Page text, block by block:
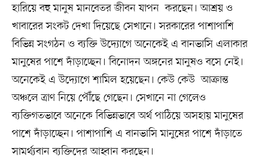
হারিয়ে বহু মানুষ মানবেতর জীবন যাপন করছেন। আশ্রয় ও
খাবারের সংকট দেখা দিয়েছে সেখানে। সরকারের পাশাপাশি
বিভিন্ন সংগঠন ও ব্যক্তি উদ্যোগে অনেকেই এ বানভাসি এলাকার
মানুষের পাশে দাঁড়াচ্ছেন। বিনোদন অঙ্গনের মানুষও বসে নেই।
অনেকেই এ উদ্যোগে শামিল হয়েছেন। কেউ কেউ আক্রান্ত
অঞ্চলে ত্রাণ নিয়ে পৌঁছে গেছেন। সেখানে না গেলেও
ব্যক্তিগতভাবে অনেকে বিভিন্নভাবে অর্থ পাঠিয়ে অসহায় মানুষের
পাশে দাঁড়াচ্ছেন। পাশাপাশি এ বানভাসি মানুষের পাশে দাঁড়াতে
সামর্থ্যবান ব্যক্তিদের আহ্বান করছেন।